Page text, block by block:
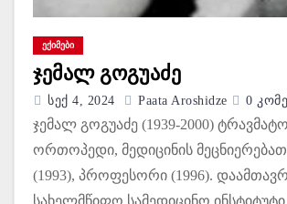
ᲔᲥᲘᲛᲔᲑᲘ
ჯემალ გოგუაძე
Სექ 4, 2024 Paata Aroshidze 0
ჯემალ გოგუაძე (1939-2000)
ორთოპედი, მედიცინის
(1993), პროფესორი (1996).
სახელმწიფო სამედიცინო